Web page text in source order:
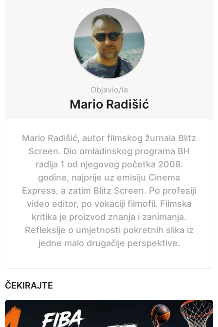
Objavio/la
Mario Radišić
Mario Radišić, autor filmskog žurnala Blitz
Screen. Dio omladinskog programa BH
radija 1 od njegovog početka 2008.
godine, najprije uz emisiju Cinema
Express, a zatim Blitz Screen. Po profesiji
video editor, po vokaciji filmofil. Filmska
kritika je proizvod znanja i zanimanja.
Refleksije o umjetnosti pokretnih slika iz
jedne malo drugačije perspektive.
ČEKIRAJTE